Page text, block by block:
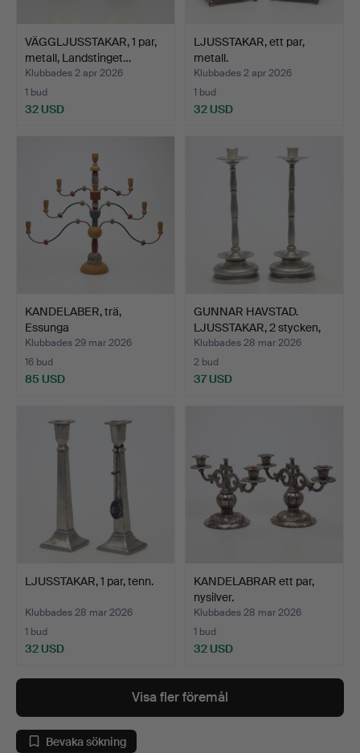
VÄGGLJUSSTAKAR, 1 par,
metall, Landstinget…
Klubbades 2 apr 2026
1 bud
32 USD
LJUSSTAKAR, ett par,
metall.
Klubbades 2 apr 2026
1 bud
32 USD
KANDELABER, trä,
Essunga
hembygdsförening.
Klubbades 29 mar 2026
16 bud
85 USD
GUNNAR HAVSTAD.
LJUSSTAKAR, 2 stycken,
ten…
Klubbades 28 mar 2026
2 bud
37 USD
LJUSSTAKAR, 1 par, tenn.
Klubbades 28 mar 2026
1 bud
32 USD
KANDELABRAR ett par,
nysilver.
Klubbades 28 mar 2026
1 bud
32 USD
Visa fler föremål
Bevaka sökning